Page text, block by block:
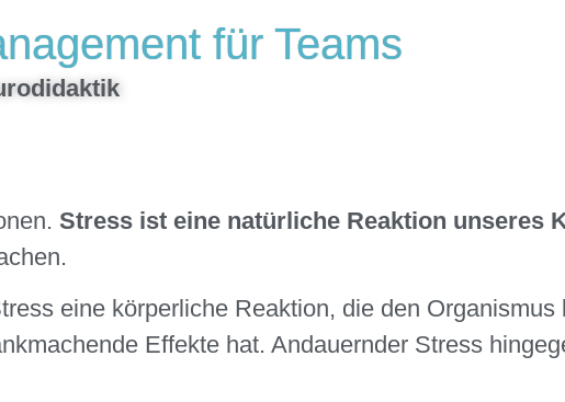
für Teams
Stress ist eine natürliche Reaktion unseres
eine körperliche Reaktion, die den
Effekte hat. Andauernder Stress